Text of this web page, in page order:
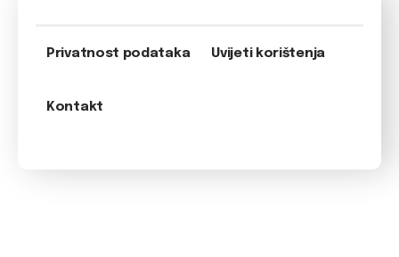
Privatnost podataka Uvijeti korištenja
Kontakt